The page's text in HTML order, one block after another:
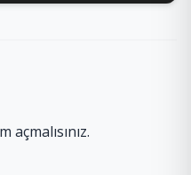
açmalısınız.